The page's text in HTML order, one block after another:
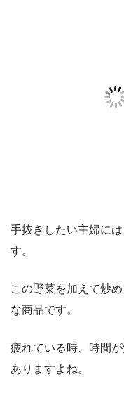
手抜きしたい主婦に
す。
この野菜を加えて炒
な商品です。
疲れている時、時間
ありますよね。